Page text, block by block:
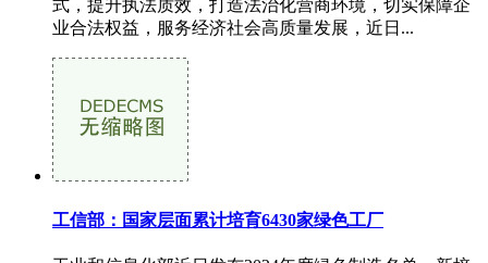
式，提升执法质效，打造法治化营商环境，切实保障企
业合法权益，服务经济社会高质量发展，近日...
工信部：国家层面累计培育6430家绿色工厂